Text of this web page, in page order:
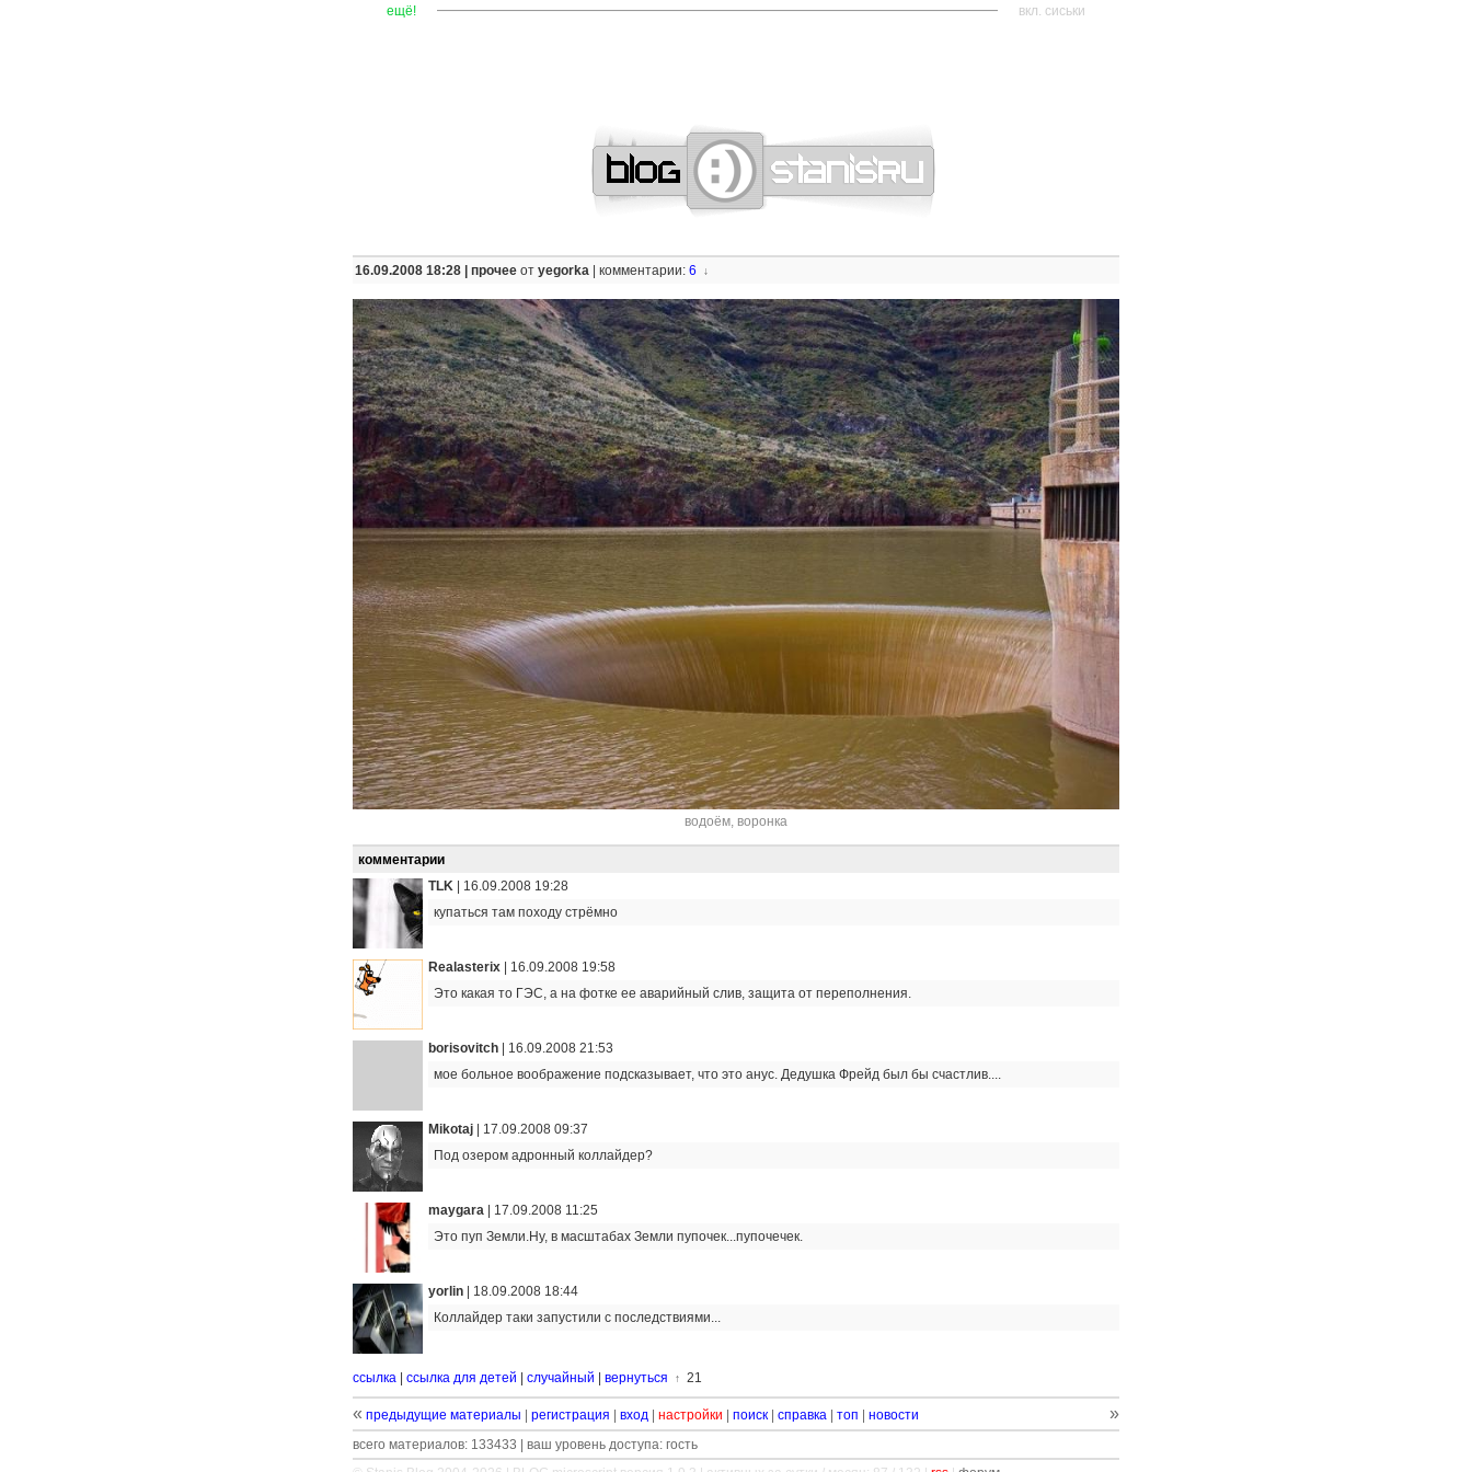
ещё! ———————————————————————————————— вкл. сиськи
16.09.2008 18:28 | прочее от yegorka комментарии: 6 ↓
водоём, воронка
комментарии
TLK
16.09.2008 19:28
купаться там походу стрёмно
Realasterix
16.09.2008 19:58
Это какая то ГЭС, а на фотке ее аварийный слив, защита от переполнения.
borisovitch
16.09.2008 21:53
мое больное воображение подсказывает, что это анус. Дедушка Фрейд был бы счастлив....
Mikotaj
17.09.2008 09:37
Под озером адронный коллайдер?
maygara
17.09.2008 11:25
Это пуп Земли.Ну, в масштабах Земли пупочек...пупочечек.
yorlin
18.09.2008 18:44
Коллайдер таки запустили с последствиями...
ссылка ссылка для детей случайный вернуться ↑ 21
« предыдущие материалы регистрация вход настройки поиск справка топ новости »
всего материалов: 133433 | ваш уровень доступа: гость